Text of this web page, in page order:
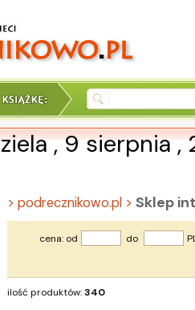
, 9 sierpnia
> podrecznikowo.pl > Sklep
cena: od do
ilość produktów:340